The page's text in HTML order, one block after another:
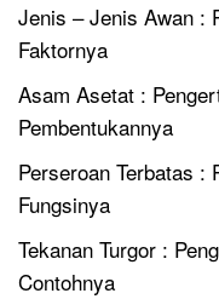
Jenis – Jenis Awan :
Faktornya
Asam Asetat :
Pembentukannya
Perseroan Terbatas
Fungsinya
Tekanan Turgor :
Contohnya